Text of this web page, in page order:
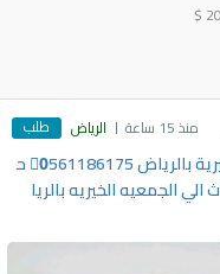
$
منذ 15 ساعة الرياض طلب
دينا توصيل الاثاث لي الجمعية الخيرية بالرياض 0َ561186175 ح
الجمعيه الخيريه بالريا